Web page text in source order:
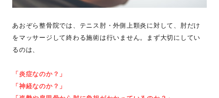
あおぞら整骨院では、テニス肘・外側上顆炎に対して、肘だけ
をマッサージして終わる施術は行いません。まず大切にしてい
るのは、
「炎症なのか？」
「神経なのか？」